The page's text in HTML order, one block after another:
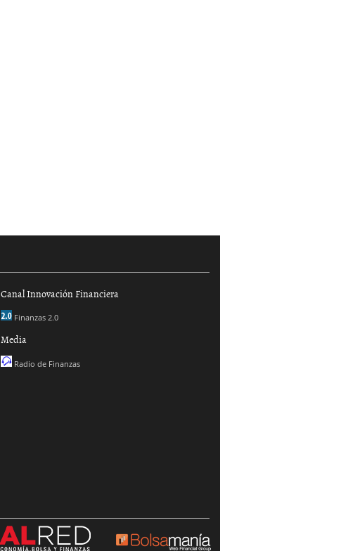
Canal Innovación Financiera
Finanzas 2.0
Media
Radio de Finanzas